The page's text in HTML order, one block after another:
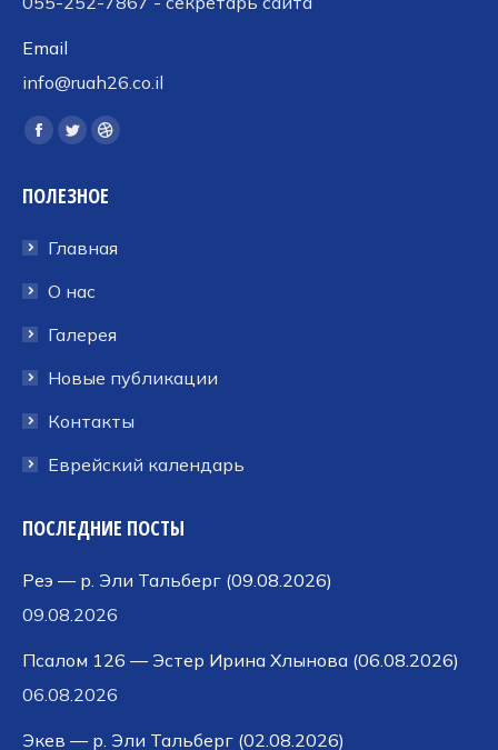
Email
info@ruah26.co.il
Ищите нас:
Страница
открывается
новом
окне
Страница
открывается
новом
окне
Страница
открывается
новом
ПОЛЕЗНОЕ
Главная
О нас
Галерея
Новые публикации
Контакты
Еврейский календарь
ПОСЛЕДНИЕ ПОСТЫ
Реэ — р. Эли Тальберг (09.08.2026)
09.08.2026
Псалом 126 — Эстер Ирина Хлынова (06.08.2026)
06.08.2026
Экев — р. Эли Тальберг (02.08.2026)